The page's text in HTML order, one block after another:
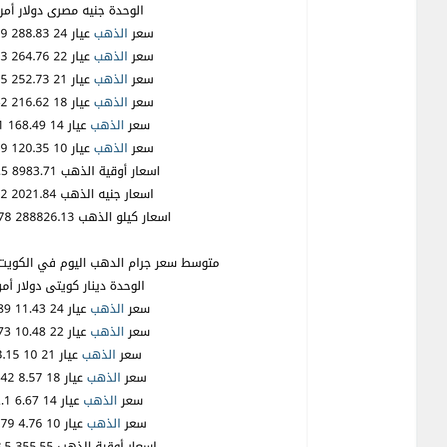
الوحدة جنيه مصرى دولار
سعرالذهبعيار 24 288.83 37.89 $
سعرالذهبعيار 22 264.76 34.73 $
سعرالذهبعيار 21 252.73 33.15 $
سعرالذهبعيار 18 216.62 28.42 $
سعرالذهبعيار 14 168.49 22.1 $
سعرالذهبعيار 10 120.35 15.79 $
اسعار أوقية الذهب 8983.71 1178.5 $
اسعار جنيه الذهب 2021.84 265.2 $
اسعار كيلو الذهب 288826.13 37888.78 $
متوسط سعر جرام الدهب اليوم في
الوحدة دينار كويتى دولار
سعرالذهبعيار 24 11.43 37.89 $
سعرالذهبعيار 22 10.48 34.73 $
سعرالذهبعيار 21 10 33.15 $
سعرالذهبعيار 18 8.57 28.42 $
سعرالذهبعيار 14 6.67 22.1 $
سعرالذهبعيار 10 4.76 15.79 $